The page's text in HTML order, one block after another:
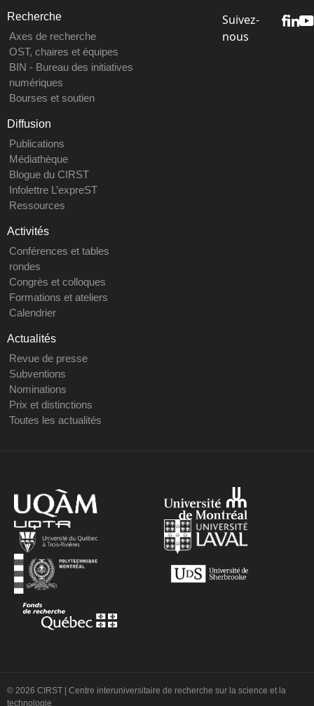
Recherche
Axes de recherche
OST, chaires et équipes
BIN - Bureau des initiatives
numériques
Bourses et soutien
Diffusion
Publications
Médiathèque
Blogue du CIRST
Infolettre L’expreST
Ressources
Activités
Conférences et tables
rondes
Congrès et colloques
Formations et ateliers
Calendrier
Actualités
Revue de presse
Subventions
Nominations
Prix et distinctions
Toutes les actualités
Suivez-
nous
© 2026 CIRST | Centre interuniversitaire de recherche sur la science et la
technologie